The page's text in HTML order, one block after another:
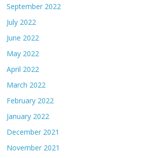
September 2022
July 2022
June 2022
May 2022
April 2022
March 2022
February 2022
January 2022
December 2021
November 2021